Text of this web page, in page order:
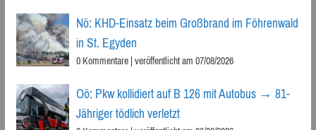
Nö: KHD-Einsatz beim Großbrand im Föhrenwald
in St. Egyden
0 Kommentare|veröffentlicht am 07/08/2026
Oö: Pkw kollidiert auf B 126 mit Autobus → 81-
Jähriger tödlich verletzt